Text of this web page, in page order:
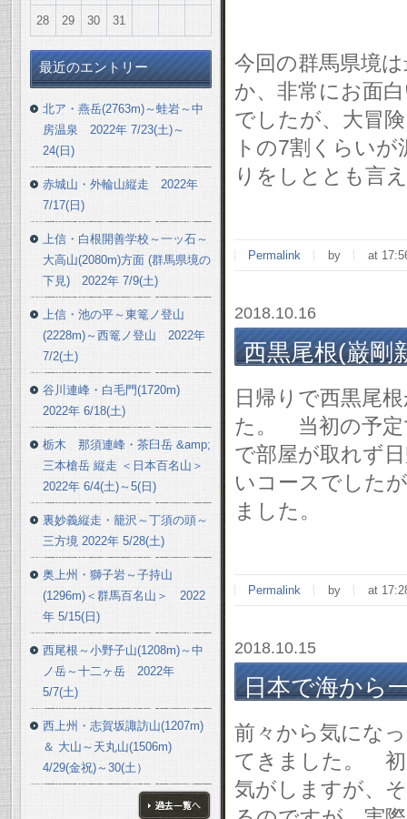
今回の群馬県境
か、非常にお面
でしたが、大冒
トの7割くらい
りをしととも言
Permalink by at
2018.10.16
西黒尾根(巌剛
日帰りで西黒尾
た。 当初の予定
で部屋が取れず
いコースでした
ました。
Permalink by at
2018.10.15
日本で海から
前々から気にな
てきました。 初
気がしますが、
28 29 30 31
最近のエントリー
北ア・燕岳(2763m)～蛙岩～中
房温泉 2022年 7/23(土)～
24(日)
赤城山・外輪山縦走 2022年
7/17(日)
上信・白根開善学校～一ッ石～
大高山(2080m)方面 (群馬県境の
下見) 2022年 7/9(土)
上信・池の平～東篭ノ登山
(2228m)～西篭ノ登山 2022年
7/2(土)
谷川連峰・白毛門(1720m)
2022年 6/18(土)
栃木 那須連峰・茶臼岳 &amp;
三本槍岳 縦走 ＜日本百名山＞
2022年 6/4(土)～5(日)
裏妙義縦走・籠沢～丁須の頭～
三方境 2022年 5/28(土)
奥上州・獅子岩～子持山
(1296m)＜群馬百名山＞ 2022
年 5/15(日)
西尾根～小野子山(1208m)～中
ノ岳～十二ヶ岳 2022年
5/7(土)
西上州・志賀坂諏訪山(1207m)
＆ 大山～天丸山(1506m)
4/29(金祝)～30(土）